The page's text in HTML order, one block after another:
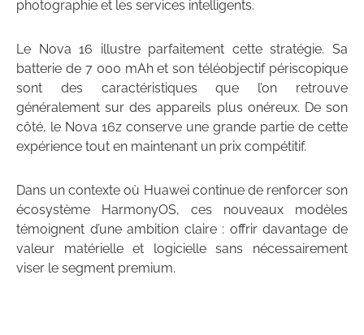
photographie et les services intelligents.
Le Nova 16 illustre parfaitement cette stratégie. Sa
batterie de 7 000 mAh et son téléobjectif périscopique
sont des caractéristiques que l’on retrouve
généralement sur des appareils plus onéreux. De son
côté, le Nova 16z conserve une grande partie de cette
expérience tout en maintenant un prix compétitif.
Dans un contexte où Huawei continue de renforcer son
écosystème HarmonyOS, ces nouveaux modèles
témoignent d’une ambition claire : offrir davantage de
valeur matérielle et logicielle sans nécessairement
viser le segment premium.